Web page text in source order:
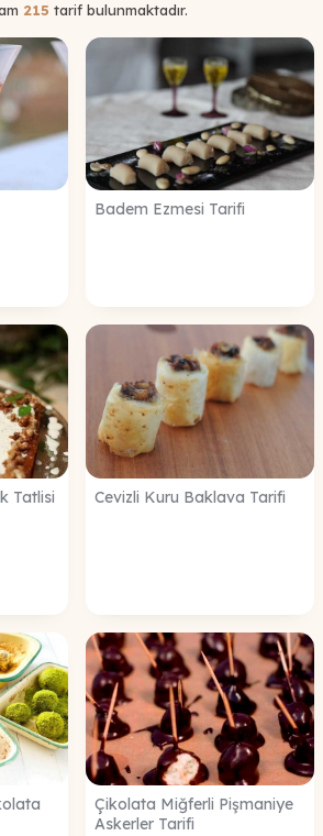
215 tarif bulunmaktadır.
Badem Ezmesi Tarifi
Tatlisi
Cevizli Kuru Baklava Tarifi
Çikolata Miğferli Pişmaniye
Askerler Tarifi